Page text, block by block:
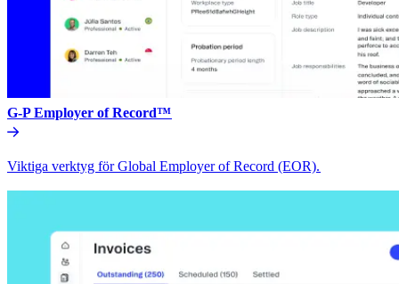
G-P Employer of Record™​​
Viktiga verktyg för Global Employer of Record (EOR).​​